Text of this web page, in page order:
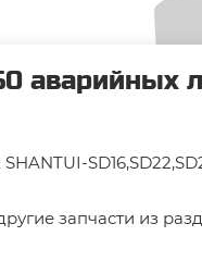
аварийных
запчасти из